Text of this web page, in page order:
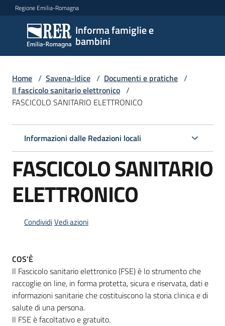
Vai al contenuto
Vai alla navigazione
Vai al footer
Regione Emilia-Romagna
Informa famiglie e
bambini
Informa
famiglie
e
bambini
Centri
per
famiglie
Informazioni
locali
Home / Savena-Idice / Documenti e pratiche /
Il fascicolo sanitario elettronico /
FASCICOLO SANITARIO ELETTRONICO
Informazioni dalle Redazioni locali
FASCICOLO SANITARIO
ELETTRONICO
CondividiVedi azioni
COS’È
Il Fascicolo sanitario elettronico (FSE) è lo strumento che
raccoglie on line, in forma protetta, sicura e riservata, dati e
informazioni sanitarie che costituiscono la storia clinica e di
salute di una persona.
Il FSE è facoltativo e gratuito.